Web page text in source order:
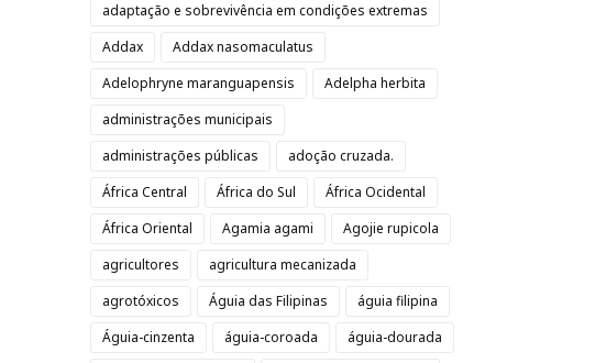
adaptação e sobrevivência em condições extremas
Addax
Addax nasomaculatus
Adelophryne maranguapensis
Adelpha herbita
administrações municipais
administrações públicas
adoção cruzada.
África Central
África do Sul
África Ocidental
África Oriental
Agamia agami
Agojie rupicola
agricultores
agricultura mecanizada
agrotóxicos
Águia das Filipinas
águia filipina
Águia-cinzenta
águia-coroada
águia-dourada